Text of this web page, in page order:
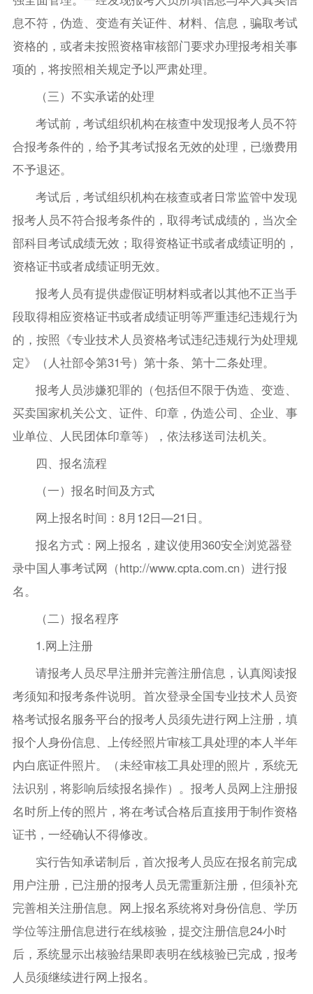
息不符，伪造、变造有关证件、材料、信息，骗取考试
资格的，或者未按照资格审核部门要求办理报考相关事
项的，将按照相关规定予以严肃处理。
（三）不实承诺的处理
考试前，考试组织机构在核查中发现报考人员不符
合报考条件的，给予其考试报名无效的处理，已缴费用
不予退还。
考试后，考试组织机构在核查或者日常监管中发现
报考人员不符合报考条件的，取得考试成绩的，当次全
部科目考试成绩无效；取得资格证书或者成绩证明的，
资格证书或者成绩证明无效。
报考人员有提供虚假证明材料或者以其他不正当手
段取得相应资格证书或者成绩证明等严重违纪违规行为
的，按照《专业技术人员资格考试违纪违规行为处理规
定》（人社部令第31号）第十条、第十二条处理。
报考人员涉嫌犯罪的（包括但不限于伪造、变造、
买卖国家机关公文、证件、印章，伪造公司、企业、事
业单位、人民团体印章等），依法移送司法机关。
四、报名流程
（一）报名时间及方式
网上报名时间：8月12日—21日。
报名方式：网上报名，建议使用360安全浏览器登
录中国人事考试网（http://www.cpta.com.cn）进行报
名。
（二）报名程序
1.网上注册
请报考人员尽早注册并完善注册信息，认真阅读报
考须知和报考条件说明。首次登录全国专业技术人员资
格考试报名服务平台的报考人员须先进行网上注册，填
报个人身份信息、上传经照片审核工具处理的本人半年
内白底证件照片。（未经审核工具处理的照片，系统无
法识别，将影响后续报名操作）。报考人员网上注册报
名时所上传的照片，将在考试合格后直接用于制作资格
证书，一经确认不得修改。
实行告知承诺制后，首次报考人员应在报名前完成
用户注册，已注册的报考人员无需重新注册，但须补充
完善相关注册信息。网上报名系统将对身份信息、学历
学位等注册信息进行在线核验，提交注册信息24小时
后，系统显示出核验结果即表明在线核验已完成，报考
人员须继续进行网上报名。